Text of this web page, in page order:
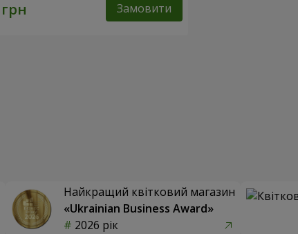
Замовити
Найкращий квітковий магазин
«Ukrainian Business Award»
2026 рік